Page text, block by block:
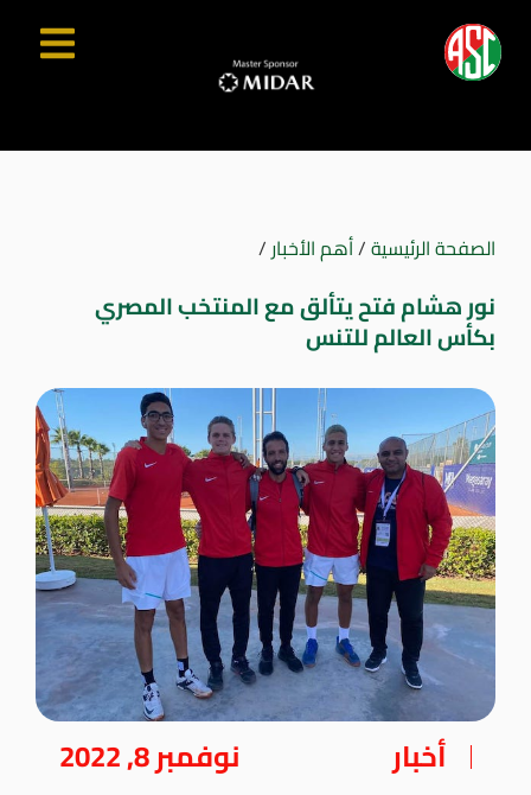
الصفحة الرئيسية/أهم الأخبار/
نور هشام فتح يتألق مع المنتخب المصري
بكأس العالم للتنس
أخبار نوفمبر 8, 2022